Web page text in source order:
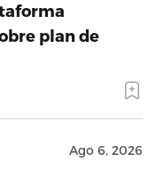
plan de
Ago 6, 2026